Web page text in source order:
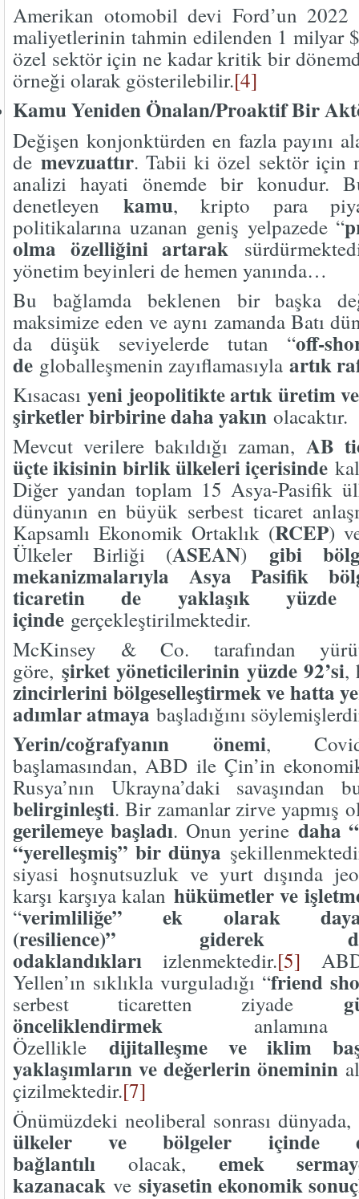
Amerikan otomobil devi Ford’un 2022
maliyetlerinin tahmin edilenden 1 milyar $
özel sektör için ne kadar kritik bir
örneği olarak gösterilebilir.[4]
Kamu Yeniden Önalan/Proaktif Bir
Değişen konjonktürden en fazla payını
demevzuattır. Tabii ki özel sektör için
analizi hayati önemde bir konudur.
denetleyenkamu, kripto para
politikalarına uzanan geniş yelpazede “
olma özelliğini artarak
yönetim beyinleri de hemen yanında…
Bu bağlamda beklenen bir başka
maksimize eden ve aynı zamanda Batı
da düşük seviyelerde tutan “off-
de globalleşmenin zayıflamasıyla artık
Kısacasıyeni jeopolitikte artık üretim
şirketler birbirine daha yakın olacaktır.
Mevcut verilere bakıldığı zaman,AB
üçte ikisinin birlik ülkeleri içerisinde
Diğer yandan toplam 15 Asya-Pasifik
dünyanın en büyük serbest ticaret
Kapsamlı Ekonomik Ortaklık (RCEP)
Ülkeler Birliği (ASEAN) gibi
mekanizmalarıyla Asya Pasifik
ticaretin de yaklaşık yüzde
içinde gerçekleştirilmektedir.
McKinsey & Co. tarafından
göre,şirket yöneticilerinin yüzde 92’si,
zincirlerini bölgeselleştirmek ve hatta
adımlar atmaya başladığını
Yerin/coğrafyanın önemi, Covid-
başlamasından, ABD ile Çin’in
Rusya’nın Ukrayna’daki
belirginleşti. Bir zamanlar zirve yapmış
gerilemeye başladı. Onun yerinedaha
“yerelleşmiş” bir dünya
siyasi hoşnutsuzluk ve yurt dışında
karşı karşıya kalan hükümetler ve
“verimliliğe” ek olarak
(resilience)” giderek
odaklandıkları izlenmektedir.[5]
Yellen’ın sıklıkla vurguladığı “friend
serbest ticaretten ziyade
önceliklendirmek anlamına
Özellikle dijitalleşme ve iklim
yaklaşımların ve değerlerin öneminin
çizilmektedir.[7]
Önümüzdeki neoliberal sonrası dünyada,
ülkeler ve bölgeler içinde
bağlantılı olacak,emek
kazanacak ve siyasetin ekonomik